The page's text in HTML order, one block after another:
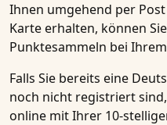
Ihnen umgehend per
Karte erhalten, können
Punktesammeln bei
Falls Sie bereits eine
noch nicht registriert
online mit Ihrer 10-